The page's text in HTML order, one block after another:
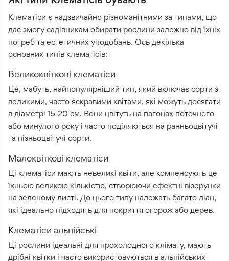
Клематіси є надзвичайно різноманітними за типами, що
дає змогу садівникам обирати рослини залежно від їхніх
потреб та естетичних уподобань. Ось декілька
основних типів клематісів:
Великоквіткові клематіси
Це, мабуть, найпопулярніший тип, який включає сорти з
великими, часто яскравими квітами, які можуть досягати
в діаметрі 15-20 см. Вони цвітуть на пагонах поточного
або минулого року і часто поділяються на ранньоцвітучі
та пізньоцвітучі сорти.
Малоквіткові клематіси
Ці клематіси мають невеликі квіти, але компенсують це
їхньою великою кількістю, створюючи ефектні візерунки
на зеленому листі. До цього типу належать багато ліан,
які ідеально підходять для покриття огорож або дерев.
Клематіси альпійські
Ці рослини ідеальні для прохолодного клімату, мають
дрібні квітки і часто використовуються в альпійських